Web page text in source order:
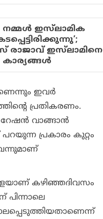
നമ്മള്‍ ഇസ്‌ലാമിക
രാജാവ് ഇസ്‌ലാമിനെ
ഇവര്‍
പ്രതികരണം.
റേഷന്‍ വാങ്ങാന്‍
പ്രകാരം കുറ്റം
കഴിഞ്ഞദിവസം